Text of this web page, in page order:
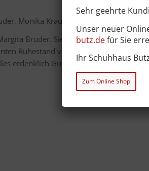
Monika Kraus, Martina Köppel, Irma
Bruder. Sie wurde für 20 Jahre
Ruhestand verabschiedet. Die Familie
erdenklich Gute, viel Freude und
Sehr geehrte
Unser neuer
butz.defür Sie
Ihr Schuhhaus
Zum Online Shop